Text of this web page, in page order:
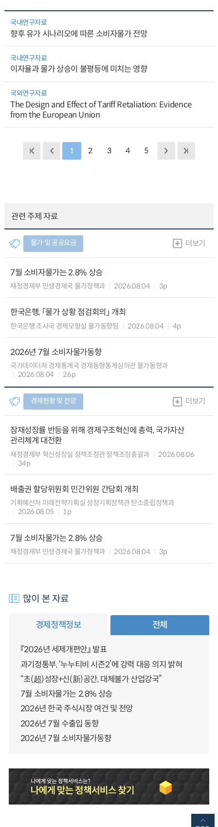
국내연구자료
향후 유가 시나리오에 따른 소비자물가 전망
국내연구자료
이자율과 물가 상승이 불평등에 미치는 영향
국외연구자료
The Design and Effect of Tariff Retaliation: Evidence
from the European Union
1 2 3 4 5
관련 주제 자료
물가 및 공공요금 더보기
7월 소비자물가는 2.8% 상승
재정경제부 민생경제국 물가정책과 2026.08.04 3p
한국은행, 「물가 상황 점검회의」 개최
한국은행 조사국 경제모형실 물가동향팀 2026.08.04 4p
2026년 7월 소비자물가동향
국가데이터처 경제통계국 경제동향통계심의관 물가동향과
2026.08.04
26p
경제현황 및 전망 더보기
잠재성장률 반등을 위해 경제구조혁신에 총력, 국가자산
관리체계 대전환
재정경제부 혁신성장실 정책조정관 정책조정총괄과
2026.08.06
34p
배출권 할당위원회 민간위원 간담회 개최
기획예산처 미래전략기획실 성장기획정책관 탄소중립정책과
2026.08.05
1p
7월 소비자물가는 2.8% 상승
재정경제부 민생경제국 물가정책과 2026.08.04 3p
많이 본 자료
경제정책정보 전체
『2026년 세제개편안』 발표
과기정통부, ‘누누티비 시즌2’에 강력 대응 의지 밝혀
“초(超)성장+신(新)공간, 대체불가 산업강국”
7월 소비자물가는 2.8% 상승
2026년 한국 주식시장 여건 및 전망
2026년 7월 수출입 동향
2026년 7월 소비자물가동향